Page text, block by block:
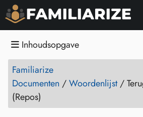
Inhoudsopgave
Familiarize
Documenten /Woordenlijst/
(Repos)